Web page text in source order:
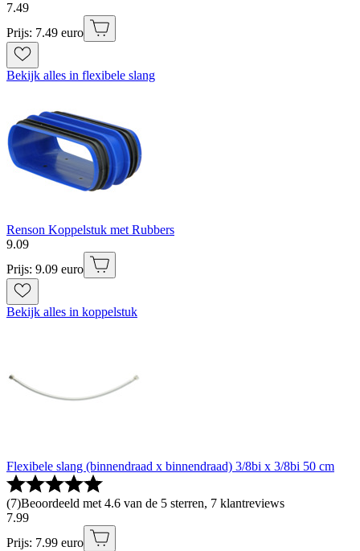
7.49
Prijs: 7.49 euro
Bekijk alles in flexibele slang
Renson Koppelstuk met Rubbers
9.09
Prijs: 9.09 euro
Bekijk alles in koppelstuk
Flexibele slang (binnendraad x binnendraad) 3/8bi x 3/8bi 50 cm
(7)Beoordeeld met 4.6 van de 5 sterren, 7 klantreviews
7.99
Prijs: 7.99 euro